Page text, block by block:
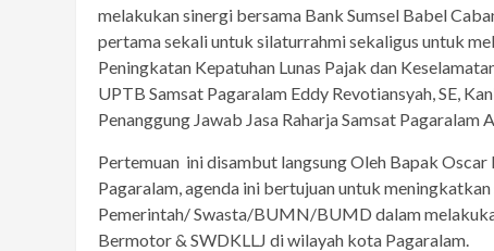
melakukan sinergi bersama Bank Sumsel Babel
pertama sekali untuk silaturrahmi sekaligus untuk
Peningkatan Kepatuhan Lunas Pajak dan
UPTB Samsat Pagaralam Eddy Revotiansyah, SE,
Penanggung Jawab Jasa Raharja Samsat Pagaralam
Pertemuan ini disambut langsung Oleh Bapak
Pagaralam, agenda ini bertujuan untuk
Pemerintah/ Swasta/BUMN/BUMD dalam
Bermotor & SWDKLLJ di wilayah kota Pagaralam.